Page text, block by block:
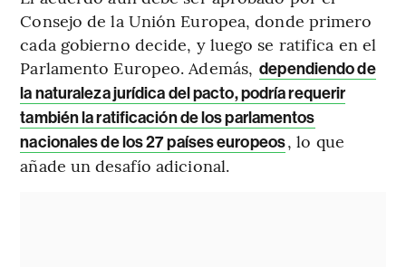
Consejo de la Unión Europea, donde primero
cada gobierno decide, y luego se ratifica en el
Parlamento Europeo. Además, dependiendo de
la naturaleza jurídica del pacto, podría requerir
también la ratificación de los parlamentos
nacionales de los 27 países europeos, lo que
añade un desafío adicional.